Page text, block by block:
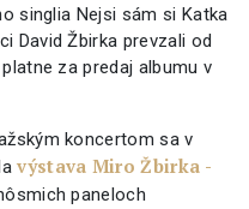
singlia Nejsi sám si Katka
David Žbirka prevzali od
za predaj albumu v
koncertom sa v
výstava Miro Žbirka -
paneloch